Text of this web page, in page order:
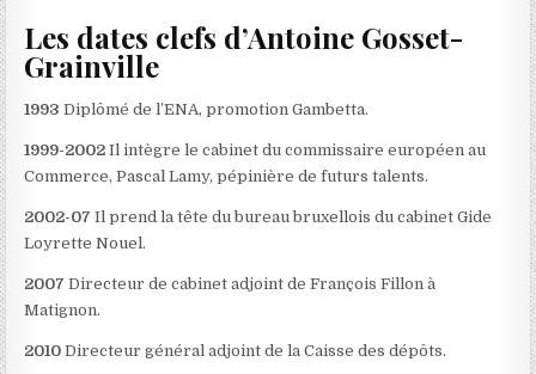
Les dates clefs d’Antoine Gosset-
Grainville
1993 Diplômé de l’ENA, promotion Gambetta.
1999-2002 Il intègre le cabinet du commissaire européen au
Commerce, Pascal Lamy, pépinière de futurs talents.
2002-07 Il prend la tête du bureau bruxellois du cabinet Gide
Loyrette Nouel.
2007 Directeur de cabinet adjoint de François Fillon à
Matignon.
2010 Directeur général adjoint de la Caisse des dépôts.